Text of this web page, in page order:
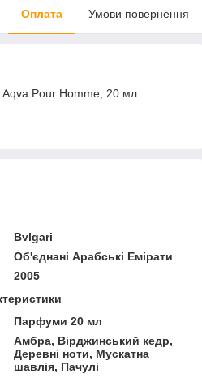
Оплата Умови повернення
Aqva Pour Homme, 20 мл
Bvlgari
Об'єднані Арабські Емірати
2005
Парфуми 20 мл
Амбра, Вірджинський кедр,
Деревні ноти, Мускатна
шавлія, Пачулі